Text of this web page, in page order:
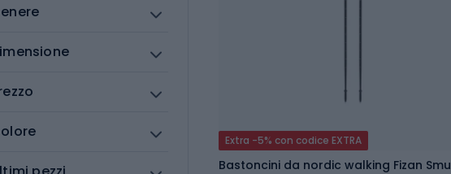
Extra -5% con codice EXTRA
Bastoncini da nordic walking Fizan Smu